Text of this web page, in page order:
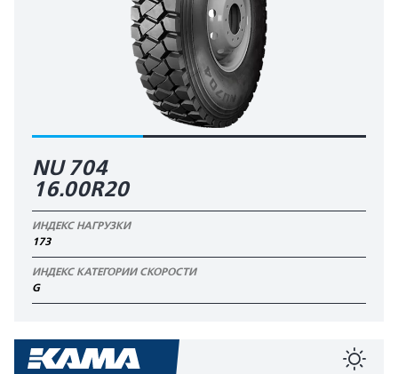
NU 704
16.00R20
ИНДЕКС НАГРУЗКИ
173
ИНДЕКС КАТЕГОРИИ СКОРОСТИ
G